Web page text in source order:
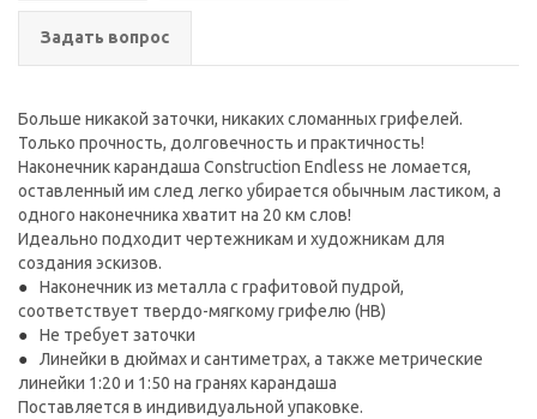
Задать вопрос
Больше никакой заточки, никаких сломанных грифелей.
Только прочность, долговечность и практичность!
Наконечник карандаша Construction Endless не ломается,
оставленный им след легко убирается обычным ластиком, а
одного наконечника хватит на 20 км слов!
Идеально подходит чертежникам и художникам для
создания эскизов.
Наконечник из металла с графитовой пудрой,
соответствует твердо-мягкому грифелю (HB)
Не требует заточки
Линейки в дюймах и сантиметрах, а также метрические
линейки 1:20 и 1:50 на гранях карандаша
Поставляется в индивидуальной упаковке.